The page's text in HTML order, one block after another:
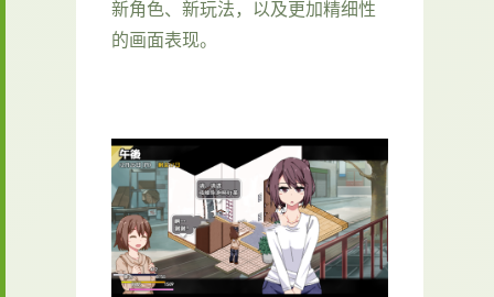
新角色、新玩法​​，以及更加精细性
的画面表现。